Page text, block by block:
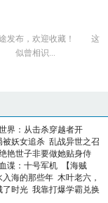
发布，欢迎收藏！ 这
似曾相识...
界：从击杀穿越者开
被妖女追杀 乱战异世之召
艳世子非要做她贴身侍
血谍：十号军机
【海贼
入海的那些年 木叶老六，
了时光 我靠打爆学霸兑换